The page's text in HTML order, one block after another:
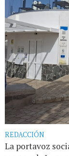
REDACCIÓN
La portavoz